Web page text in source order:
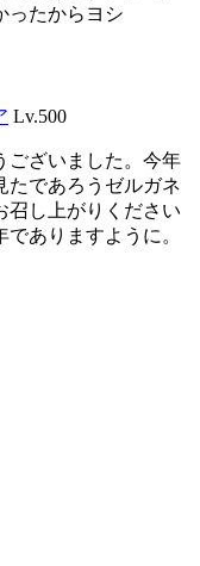
ったからヨシ
Lv.500
ございました。今年
たであろうゼルガネ
召し上がりください
ありますように。